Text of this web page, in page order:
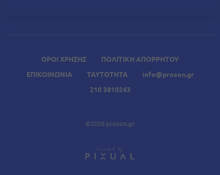
A Σχετικά Άρθρα
ΟΡΟΙ ΧΡΗΣΗΣ
ΠΟΛΙΤΙΚΗ ΑΠΟΡΡΗΤΟΥ
ΕΠΙΚΟΙΝΩΝΙΑ
ΤΑΥΤΟΤΗΤΑ
info@proson.gr
210 3810243
©2026 proson.gr